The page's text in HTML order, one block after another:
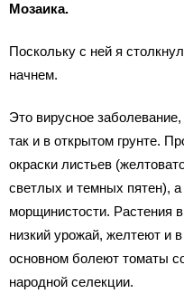
Мозаика.
Поскольку с ней я
начнем.
Это вирусное
так и в открытом грунте.
окраски листьев
светлых и темных пятен),
морщинистости. Растения
низкий урожай, желтеют и
основном болеют томаты
народной селекции.